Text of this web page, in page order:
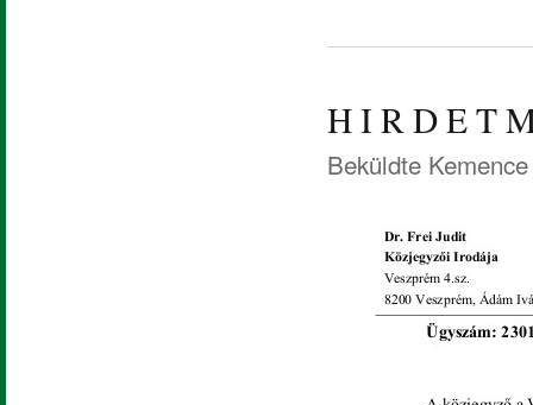
H I R D E T
Beküldte